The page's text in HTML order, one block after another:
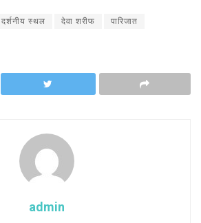
दर्शनीय स्थल देवा शरीफ पारिजात
admin